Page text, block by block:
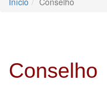
Conselho